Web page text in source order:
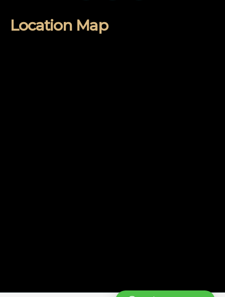
Location Map